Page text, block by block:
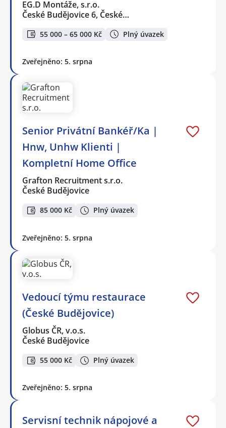
EG.D Montáže, s.r.o.
České Budějovice 6, České…
55 000 – 65 000 Kč Plný úvazek
Zveřejněno: 5. srpna
Senior Privátní Bankéř/Ka |
Hnw, Unhw Klienti |
Kompletní Home Office
Grafton Recruitment s.r.o.
České Budějovice
85 000 Kč Plný úvazek
Zveřejněno: 5. srpna
Vedoucí týmu restaurace
(České Budějovice)
Globus ČR, v.o.s.
České Budějovice
55 000 Kč Plný úvazek
Zveřejněno: 5. srpna
Servisní technik nápojové a